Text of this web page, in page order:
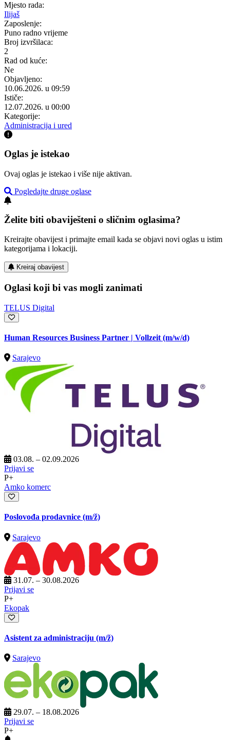
Mjesto rada:
Ilijaš
Zaposlenje:
Puno radno vrijeme
Broj izvršilaca:
2
Rad od kuće:
Ne
Objavljeno:
10.06.2026. u 09:59
Ističe:
12.07.2026. u 00:00
Kategorije:
Administracija i ured
Oglas je istekao
Ovaj oglas je istekao i više nije aktivan.
Pogledajte druge oglase
Želite biti obaviješteni o sličnim oglasima?
Kreirajte obavijest i primajte email kada se objavi novi oglas u istim
kategorijama i lokaciji.
Kreiraj obavijest
Oglasi koji bi vas mogli zanimati
TELUS Digital
Human Resources Business Partner | Vollzeit (m/w/d)
Sarajevo
03.08. – 02.09.2026
Prijavi se
P+
Amko komerc
Poslovođa prodavnice (m/ž)
Sarajevo
31.07. – 30.08.2026
Prijavi se
P+
Ekopak
Asistent za administraciju (m/ž)
Sarajevo
29.07. – 18.08.2026
Prijavi se
P+